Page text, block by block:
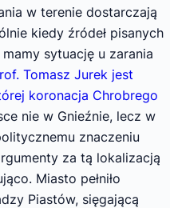
w terenie dostarczają
kiedy źródeł pisanych
sytuację u zarania
Tomasz Jurek jest
koronacja Chrobrego
nie w Gnieźnie, lecz w
znaczeniu
za tą lokalizacją
Miasto pełniło
Piastów, sięgającą